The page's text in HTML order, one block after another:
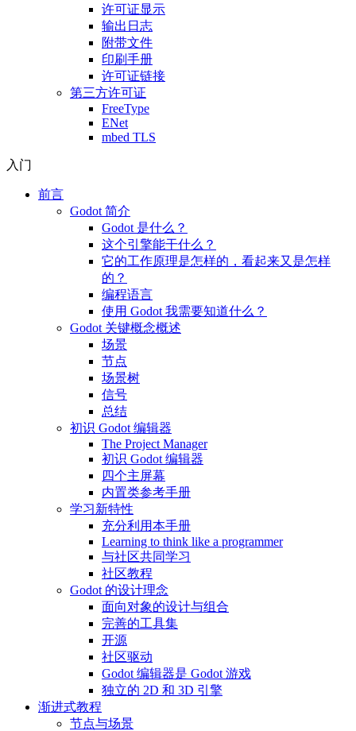
许可证显示
输出日志
附带文件
印刷手册
许可证链接
第三方许可证
FreeType
ENet
mbed TLS
入门
前言
Godot 简介
Godot 是什么？
这个引擎能干什么？
它的工作原理是怎样的，看起来又是怎样
的？
编程语言
使用 Godot 我需要知道什么？
Godot 关键概念概述
场景
节点
场景树
信号
总结
初识 Godot 编辑器
The Project Manager
初识 Godot 编辑器
四个主屏幕
内置类参考手册
学习新特性
充分利用本手册
Learning to think like a programmer
与社区共同学习
社区教程
Godot 的设计理念
面向对象的设计与组合
完善的工具集
开源
社区驱动
Godot 编辑器是 Godot 游戏
独立的 2D 和 3D 引擎
渐进式教程
节点与场景